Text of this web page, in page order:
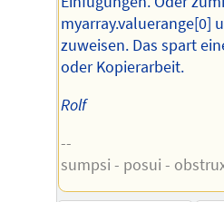
myarray.valuerange[0]
zuweisen. Das spart
oder Kopierarbeit.
Rolf
--
sumpsi - posui -